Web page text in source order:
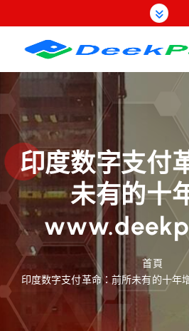
至
印度数字支付
未有的十
首頁
印度数字支付革命：前所未有的十